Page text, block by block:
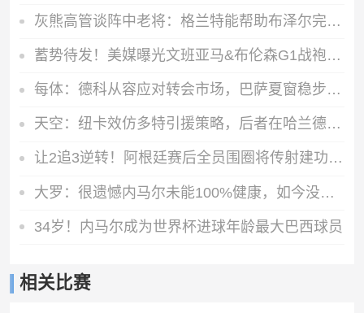
灰熊高管谈阵中老将：格兰特能帮助布泽尔完成向NBA的过渡
蓄势待发！美媒曝光文班亚马&布伦森G1战袍 总决赛logo清晰可见
每体：德科从容应对转会市场，巴萨夏窗稳步推进
天空：纽卡效仿多特引援策略，后者在哈兰德、贝林身上取得成功
让2追3逆转！阿根廷赛后全员围圈将传射建功的梅西抛到空中
大罗：很遗憾内马尔未能100%健康，如今没人能像他过去那样踢球
34岁！内马尔成为世界杯进球年龄最大巴西球员
相关比赛